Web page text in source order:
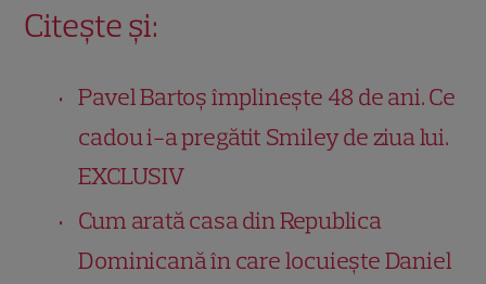
Citește și:
Pavel Bartoș împlinește 48 de ani. Ce
cadou i-a pregătit Smiley de ziua lui.
EXCLUSIV
Cum arată casa din Republica
Dominicană în care locuiește Daniel